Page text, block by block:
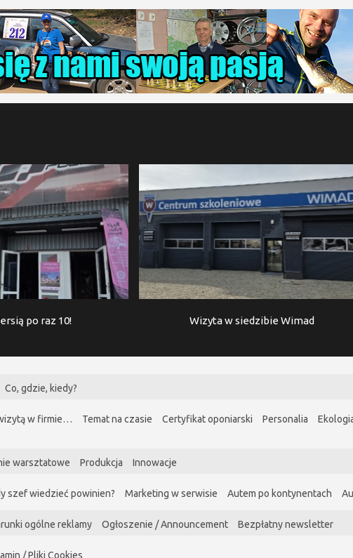
po raz 10! Wizyta w siedzibie Wimad
Co, gdzie, kiedy?
w firmie… Temat na czasie Certyfikat oponiarski Personalia
warsztatowe Produkcja Innowacje
szef wiedzieć powinien? Marketing w serwisie Autem po kontynentach
ogólne reklamy Ogłoszenie / Announcement Bezpłatny newsletter
/ Pliki Cookies